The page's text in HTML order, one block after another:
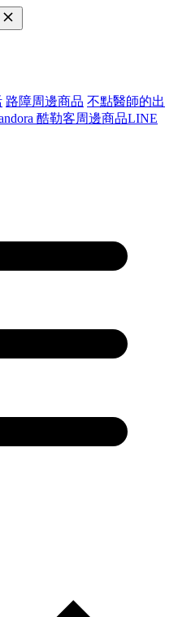
路障周邊商品 不點醫師的出
酷勒客周邊商品LINE